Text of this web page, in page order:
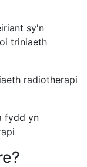
sy'n
triniaeth
radiotherapi
fydd yn